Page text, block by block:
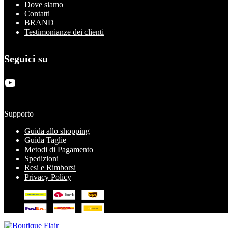
Dove siamo
Contatti
BRAND
Testimonianze dei clienti
Seguici su
YouTube
Supporto
Guida allo shopping
Guida Taglie
Metodi di Pagamento
Spedizioni
Resi e Rimborsi
Privacy Policy